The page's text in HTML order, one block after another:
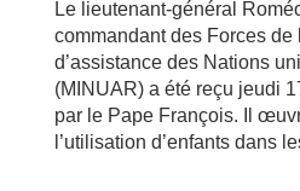
Le lieutenant-général
commandant des Forces de
d’assistance des Nations
(MINUAR) a été reçu jeudi
par le Pape François. Il
l’utilisation d’enfants dans